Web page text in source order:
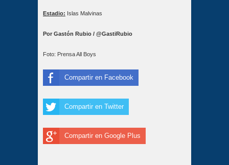
Estadio: Islas Malvinas
Por Gastón Rubio / @GastiRubio
Foto: Prensa All Boys
Compartir en Facebook
Compartir en Twitter
Compartir en Google Plus